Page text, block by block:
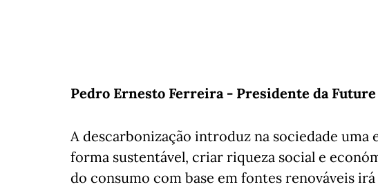
Pedro Ernesto Ferreira - Presidente da
A descarbonização introduz na sociedade
forma sustentável, criar riqueza social e
do consumo com base em fontes renováveis